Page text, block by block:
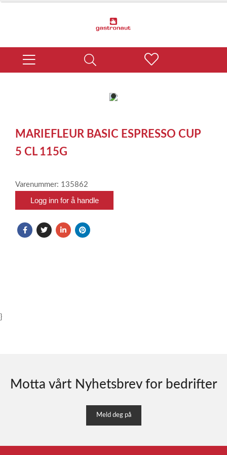
item
of
1
MARIEFLEUR BASIC ESPRESSO CUP
5 CL 115G
Varenummer: 135862
Logg inn for å handle
}
Motta vårt Nyhetsbrev for bedrifter
Meld deg på